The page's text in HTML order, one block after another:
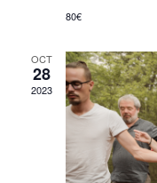
80€
OCT
28
2023